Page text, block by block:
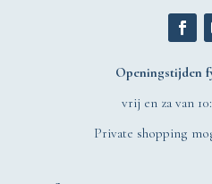
Openingstijden
vrij en za van
Private shopping